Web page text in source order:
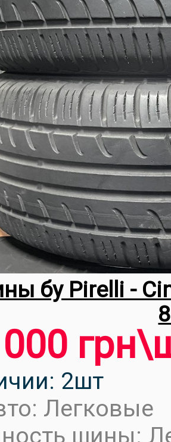
бу Pirelli -
2шт
Легковые
шины: